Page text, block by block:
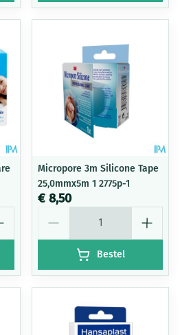
Micropore 3m Silicone Tape
25,0mmx5m 1 2775p-1
€ 8,50
Bestel